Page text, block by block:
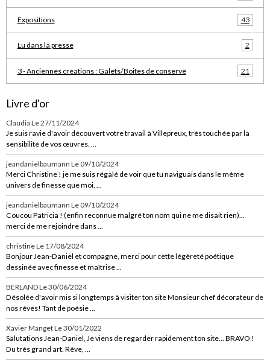
Expositions 43
Lu dans la presse 2
3 - Anciennes créations : Galets/Boites de conserve 21
Livre d'or
Claudia Le 27/11/2024
Je suis ravie d'avoir découvert votre travail à Villepreux, très touchée par la
sensibilité de vos œuvres. ...
jeandanielbaumann Le 09/10/2024
Merci Christine ! je me suis régalé de voir que tu naviguais dans le même
univers de finesse que moi, ...
jeandanielbaumann Le 09/10/2024
Coucou Patricia ! (enfin reconnue malgré ton nom qui ne me disait rien)...
merci de me rejoindre dans ...
christineLe 17/08/2024
Bonjour Jean-Daniel et compagne, merci pour cette légèreté poétique
dessinée avec finesse et maîtrise ...
BERLANDLe 30/06/2024
Désolée d'avoir mis si longtemps à visiter ton site Monsieur chef décorateur de
nos rêves! Tant de poésie ...
Xavier MangetLe 30/01/2022
Salutations Jean-Daniel, Je viens de regarder rapidement ton site... BRAVO !
Du très grand art. Rêve, ...